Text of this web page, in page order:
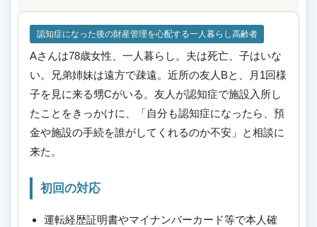
認知症になった後の財産管理を心配する一人暮らし高齢者
Aさんは78歳女性、一人暮らし。夫は死亡、子はいな
い。兄弟姉妹は遠方で疎遠。近所の友人Bと、月1回様
子を見に来る甥Cがいる。友人が認知症で施設入所し
たことをきっかけに、「自分も認知症になったら、預
金や施設の手続を誰がしてくれるのか不安」と相談に
来た。
初回の対応
運転経歴証明書やマイナンバーカード等で本人確